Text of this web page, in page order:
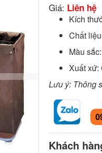
Giá: Liên hệ
Kích
Chất
Màu
Xuất xứ:
Lưu ý: Thông
Khách